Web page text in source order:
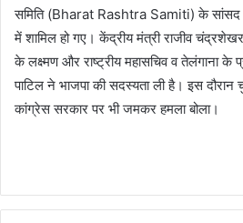
समिति (Bharat Rashtra Samiti) के सांसद
में शामिल हो गए। केंद्रीय मंत्री राजीव
के लक्ष्मण और राष्ट्रीय महासचिव व तेलंगाना के
पाटिल ने भाजपा की सदस्यता ली है। इस
कांग्रेस सरकार पर भी जमकर हमला बोला।